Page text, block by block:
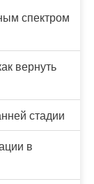
спектром
вернуть
стадии
в